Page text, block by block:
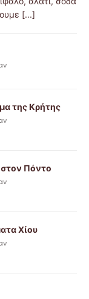
[...]
της Κρήτης
στον Πόντο
Χίου